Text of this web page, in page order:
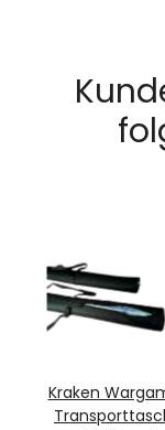
Kraken